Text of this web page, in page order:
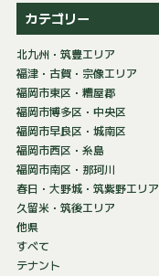
カテゴリー
北九州・筑豊エリア
福津・古賀・宗像エリア
福岡市東区・糟屋郡
福岡市博多区・中央区
福岡市早良区・城南区
福岡市西区・糸島
福岡市南区・那珂川
春日・大野城・筑紫野エリア
久留米・筑後エリア
他県
すべて
テナント